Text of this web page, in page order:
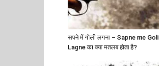
सपने में गोली लगना – Sapne me Goli
Lagne का क्या मतलब होता है?